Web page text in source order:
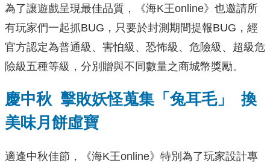
為了讓遊戲呈現最佳品質，《海K王online》也邀請所
有玩家們一起抓BUG，只要於封測期間提報BUG，經
官方認定為普通級、害怕級、恐怖級、危險級、超級危
險級五種等級，分別贈與不同數量之商城幣獎勵。
慶中秋 擊敗妖怪蒐集「兔耳毛」
換
美味月餅虛寶
適逢中秋佳節，《海K王online》特別為了玩家設計專